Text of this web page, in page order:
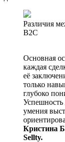
Различия
B2C
Основная
каждая
её
только
глубоко
Успешность
умения
Кристина
Sellty.